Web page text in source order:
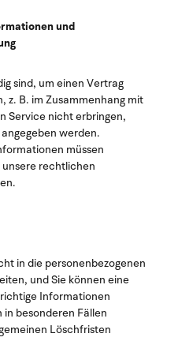
und
sind, um einen Vertrag
z. B. im Zusammenhang mit
Service nicht erbringen,
werden.
müssen
rechtlichen
in die personenbezogenen
und Sie können eine
Informationen
in besonderen Fällen
Löschfristen